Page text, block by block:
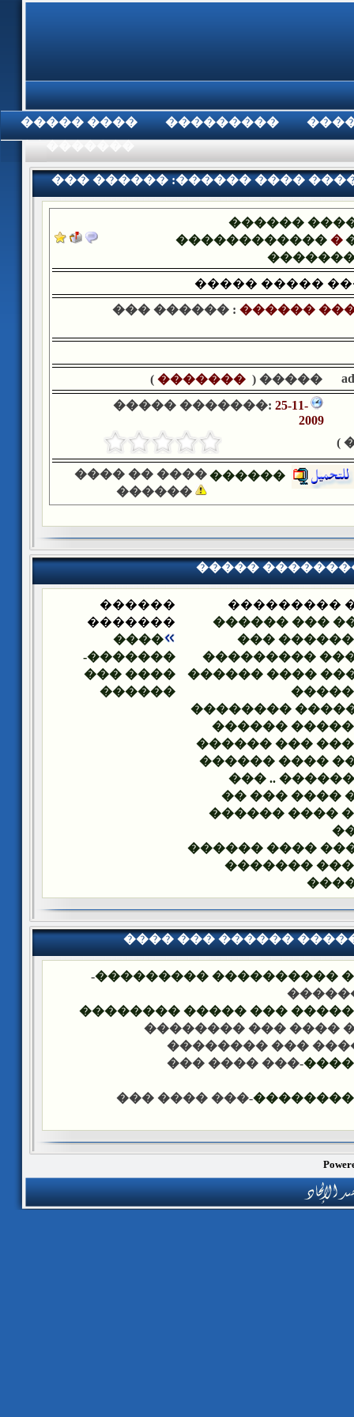
���� ����� ���������
��� ������ :������ ����
������
�������������
����� �����
��� ������ : ������
����� (
�������
)
����� �������: 25-11-
2009
���� �� ����
������
������
�����
�����
����� ���
����
�������
������ ����
��
��������
��� ������
��� ���� ���
������ ����
��� ������
����� ����
���� � ����
������ ����
�� �����
������
�������
����
�������-
���� ���
������
���� ��� ������
�������� �� ���
-
���
���� ����� �������� ���
-��� ���� ���
-��� ���� ���
-��� ���� ���
������
-��� ���� ���